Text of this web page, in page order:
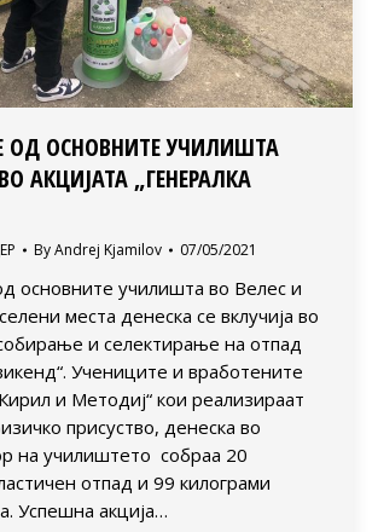
ОД ОСНОВНИТЕ УЧИЛИШТА
АКЦИЈАТА „ГЕНЕРАЛКА
ByAndrej Kjamilov 07/05/2021
основните училишта во Велес и
места денеска се вклучија во
и селектирање на отпад
Учениците и вработените
и Методиј“ кои реализираат
присуство, денеска во
на училиштето собраа 20
отпад и 99 килограми
Успешна акција…